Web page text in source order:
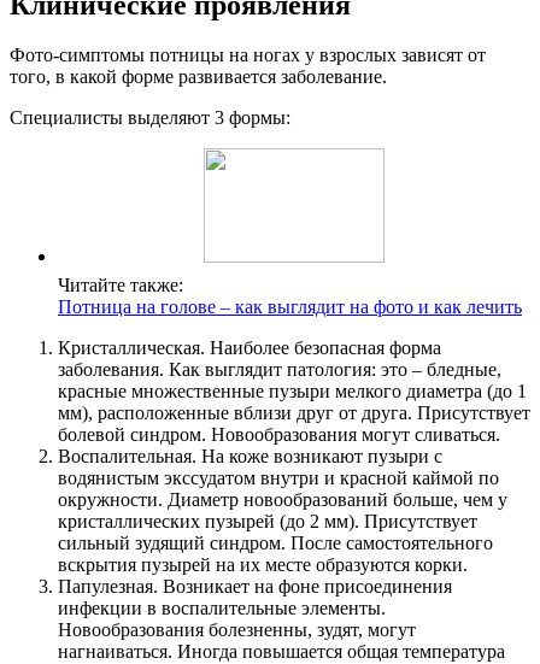
Фото-симптомы потницы на ногах у взрослых зависят от
того, в какой форме развивается заболевание.
Специалисты выделяют 3 формы:
Читайте также:
Потница на голове – как выглядит на фото и как лечить
Кристаллическая. Наиболее безопасная форма
заболевания. Как выглядит патология: это – бледные,
красные множественные пузыри мелкого диаметра (до 1
мм), расположенные вблизи друг от друга. Присутствует
болевой синдром. Новообразования могут сливаться.
Воспалительная. На коже возникают пузыри с
водянистым экссудатом внутри и красной каймой по
окружности. Диаметр новообразований больше, чем у
кристаллических пузырей (до 2 мм). Присутствует
сильный зудящий синдром. После самостоятельного
вскрытия пузырей на их месте образуются корки.
Папулезная. Возникает на фоне присоединения
инфекции в воспалительные элементы.
Новообразования болезненны, зудят, могут
нагнаиваться. Иногда повышается общая температура